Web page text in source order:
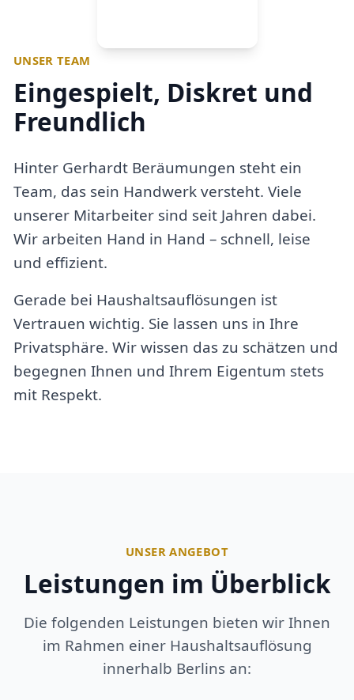
UNSER TEAM
Eingespielt, Diskret und
Freundlich
Hinter Gerhardt Beräumungen steht ein
Team, das sein Handwerk versteht. Viele
unserer Mitarbeiter sind seit Jahren dabei.
Wir arbeiten Hand in Hand – schnell, leise
und effizient.
Gerade bei Haushaltsauflösungen ist
Vertrauen wichtig. Sie lassen uns in Ihre
Privatsphäre. Wir wissen das zu schätzen und
begegnen Ihnen und Ihrem Eigentum stets
mit Respekt.
UNSER ANGEBOT
Leistungen im Überblick
Die folgenden Leistungen bieten wir Ihnen
im Rahmen einer Haushaltsauflösung
innerhalb Berlins an: